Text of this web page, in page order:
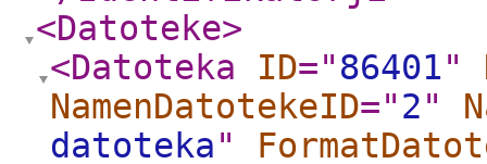
<Datoteke>
<Datoteka
ID="86401"
NamenDatotekeID="2"
datoteka"